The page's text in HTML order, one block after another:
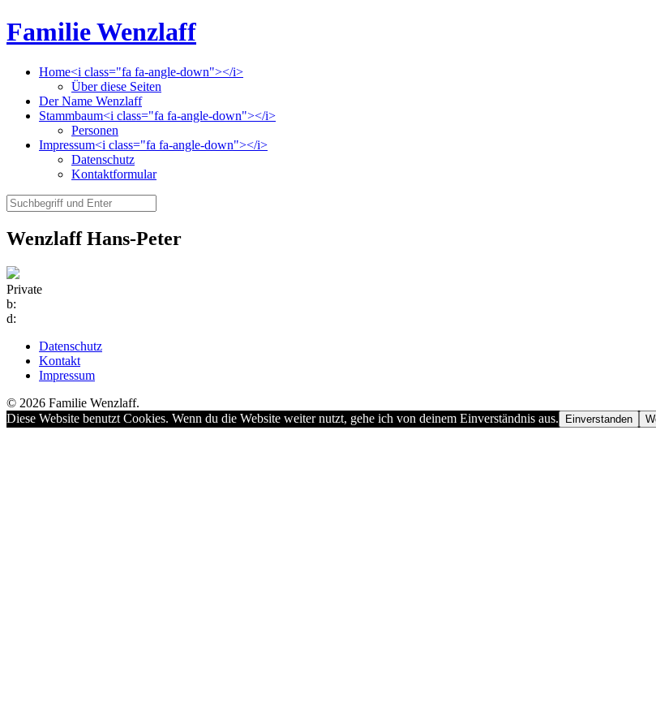
Familie Wenzlaff
Home<i class="fa fa-angle-down"></i>
Über diese Seiten
Der Name Wenzlaff
Stammbaum<i class="fa fa-angle-down"></i>
Personen
Impressum<i class="fa fa-angle-down"></i>
Datenschutz
Kontaktformular
Wenzlaff Hans-Peter
Private
b:
d:
Datenschutz
Kontakt
Impressum
© 2026 Familie Wenzlaff.
Diese Website benutzt Cookies. Wenn du die Website weiter nutzt, gehe ich von deinem Einverständnis aus.
Einverstanden